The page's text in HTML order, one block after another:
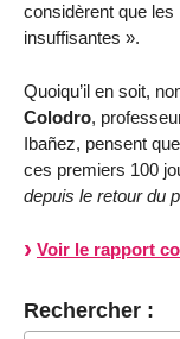
considèrent que
insuffisantes ».
Quoiqu’il en soit,
Colodro,
Ibañez, pensent
ces premiers 100
depuis le retour du
Voir le rapport
Rechercher :